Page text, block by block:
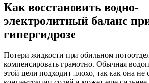
Как восстановить водно-
электролитный баланс
гипергидрозе
Потери жидкости при обильном
компенсировать грамотно. Обычная
этой цели подходит плохо, так как она